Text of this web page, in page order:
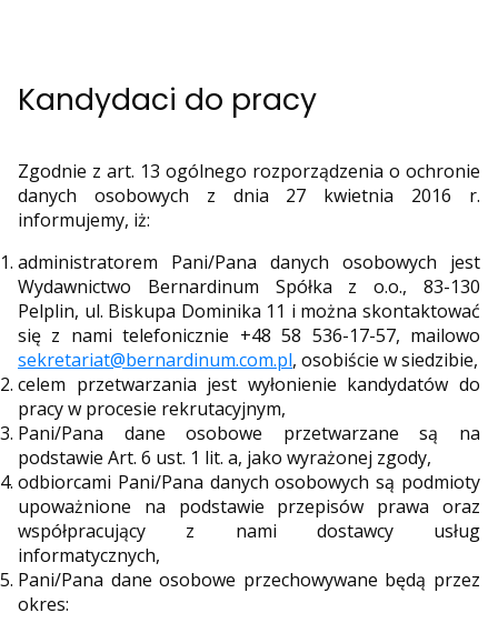
Kandydaci do pracy
Zgodnie z art. 13 ogólnego rozporządzenia o ochronie
danych osobowych z dnia 27 kwietnia 2016 r.
informujemy, iż:
administratorem Pani/Pana danych osobowych jest
Wydawnictwo Bernardinum Spółka z o.o., 83-130
Pelplin, ul. Biskupa Dominika 11 i można skontaktować
się z nami telefonicznie +48 58 536-17-57, mailowo
sekretariat@bernardinum.com.pl, osobiście w siedzibie,
celem przetwarzania jest wyłonienie kandydatów do
pracy w procesie rekrutacyjnym,
Pani/Pana dane osobowe przetwarzane są na
podstawie Art. 6 ust. 1 lit. a, jako wyrażonej zgody,
odbiorcami Pani/Pana danych osobowych są podmioty
upoważnione na podstawie przepisów prawa oraz
współpracujący z nami dostawcy usług
informatycznych,
Pani/Pana dane osobowe przechowywane będą przez
okres: